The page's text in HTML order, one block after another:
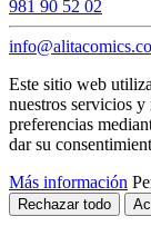
981 90 52 02
Este sitio web
nuestros servicios
preferencias
dar su
Más información
Rechazar todo